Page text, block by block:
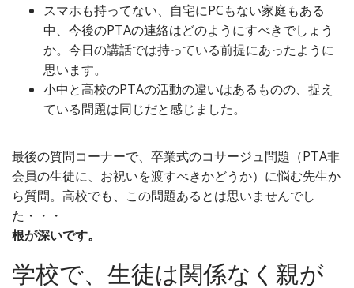
スマホも持ってない、自宅にPCもない家庭もある
中、今後のPTAの連絡はどのようにすべきでしょう
か。今日の講話では持っている前提にあったように
思います。
小中と高校のPTAの活動の違いはあるものの、捉え
ている問題は同じだと感じました。
最後の質問コーナーで、卒業式のコサージュ問題（PTA非
会員の生徒に、お祝いを渡すべきかどうか）に悩む先生か
ら質問。高校でも、この問題あるとは思いませんでし
た・・・
根が深いです。
学校で、生徒は関係なく親が